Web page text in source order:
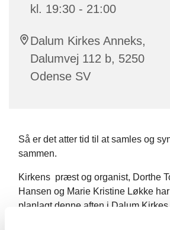
kl. 19:30 - 21:00
Dalum Kirkes Anneks,
Dalumvej 112 b, 5250
Odense SV
Så er det atter tid til at samles og
sammen.
Kirkens præst og organist, Dorthe
Hansen og Marie Kristine Løkke har
planlagt denne aften i Dalum Kirkes